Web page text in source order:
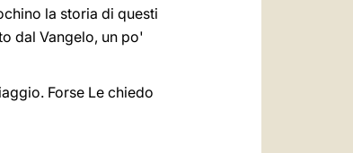
la storia di questi
dal Vangelo, un po'
Forse Le chiedo